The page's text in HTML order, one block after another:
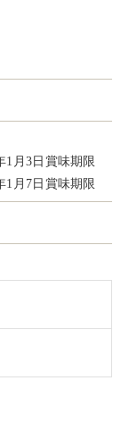
1月3日賞味期限
1月7日賞味期限